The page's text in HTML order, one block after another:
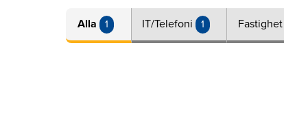
Alla 1 IT/Telefoni 1 Fastighet